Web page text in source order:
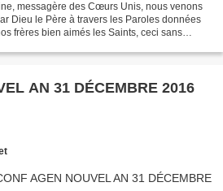
messagère des Cœurs Unis, nous venons
Dieu le Père à travers les Paroles données
frères bien aimés les Saints, ceci sans